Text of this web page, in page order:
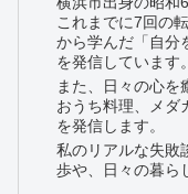
これまでに7回の
から学んだ「自分
を発信しています。
また、日々の心を
おうち料理、メダ
を発信します。
私のリアルな失敗
歩や、日々の暮ら